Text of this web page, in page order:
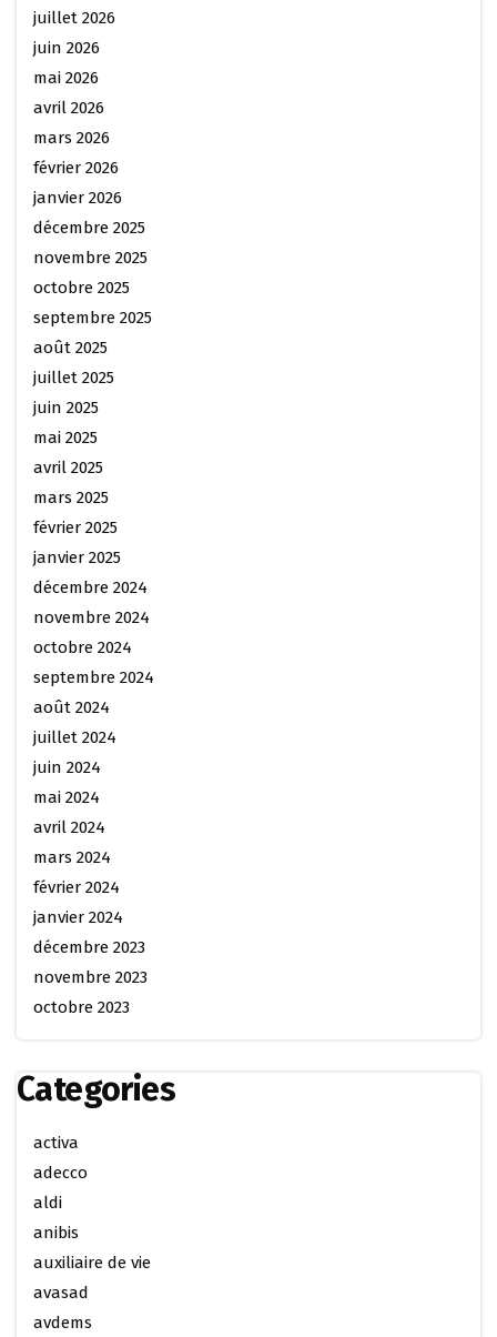
juillet 2026
juin 2026
mai 2026
avril 2026
mars 2026
février 2026
janvier 2026
décembre 2025
novembre 2025
octobre 2025
septembre 2025
août 2025
juillet 2025
juin 2025
mai 2025
avril 2025
mars 2025
février 2025
janvier 2025
décembre 2024
novembre 2024
octobre 2024
septembre 2024
août 2024
juillet 2024
juin 2024
mai 2024
avril 2024
mars 2024
février 2024
janvier 2024
décembre 2023
novembre 2023
octobre 2023
Categories
activa
adecco
aldi
anibis
auxiliaire de vie
avasad
avdems